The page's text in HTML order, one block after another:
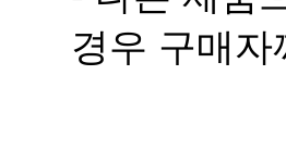
경우 구매